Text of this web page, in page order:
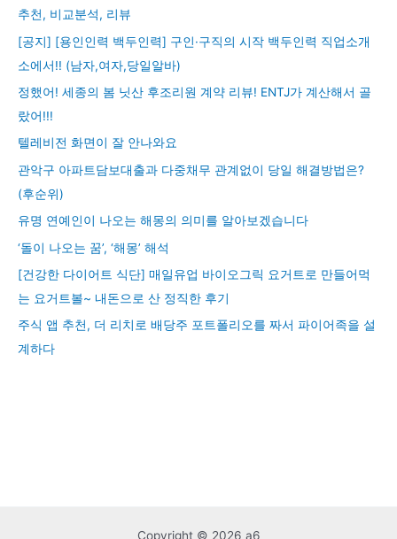
추천, 비교분석, 리뷰
[공지] [용인인력 백두인력] 구인·구직의 시작 백두인력 직업소개
소에서!! (남자,여자,당일알바)
정했어! 세종의 봄 닛산 후조리원 계약 리뷰! ENTJ가 계산해서 골
랐어!!!
텔레비전 화면이 잘 안나와요
관악구 아파트담보대출과 다중채무 관계없이 당일 해결방법은?
(후순위)
유명 연예인이 나오는 해몽의 의미를 알아보겠습니다
‘돌이 나오는 꿈’, ‘해몽’ 해석
[건강한 다이어트 식단] 매일유업 바이오그릭 요거트로 만들어먹
는 요거트볼~ 내돈으로 산 정직한 후기
주식 앱 추천, 더 리치로 배당주 포트폴리오를 짜서 파이어족을 설
계하다
Copyright © 2026 a6